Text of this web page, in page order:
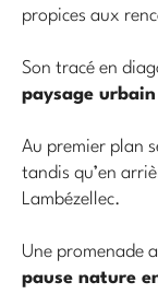
propices aux
Son tracé en
paysage
Au premier plan
tandis qu’en
Lambézellec.
Une promenade
pause nature